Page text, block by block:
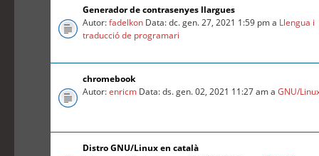
Generador de contrasenyes llargues
Autor:fadelkon Data: dc. gen. 27, 2021 1:59 pm a Llengua i
traducció de programari
chromebook
Autor:enricm Data: ds. gen. 02, 2021 11:27 am aGNU/
Distro GNU/Linux en català